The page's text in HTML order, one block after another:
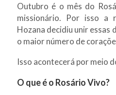
Outubro é o mês do
missionário. Por isso a
Hozana decidiu unir essas
o maior número de
Isso acontecerá por meio
O que é o Rosário Vivo?